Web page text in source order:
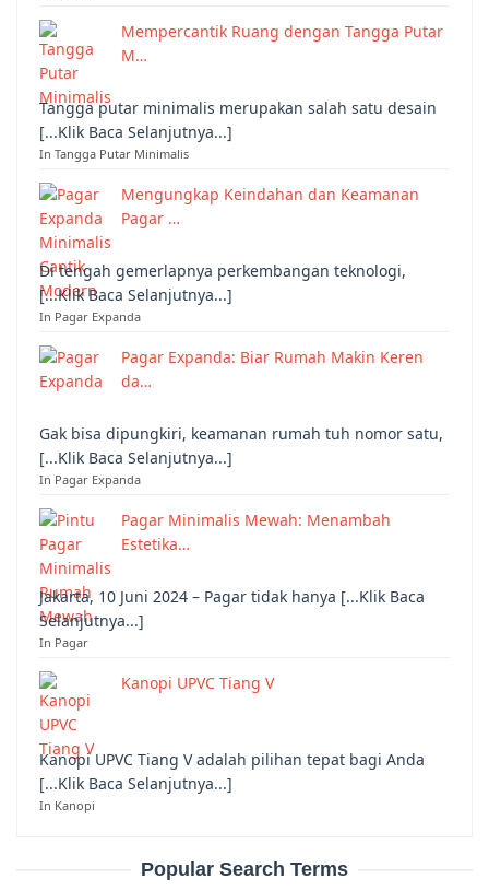
Mempercantik Ruang dengan Tangga Putar
M…
Tangga putar minimalis merupakan salah satu desain
[...Klik Baca Selanjutnya...]
In Tangga Putar Minimalis
Mengungkap Keindahan dan Keamanan
Pagar …
Di tengah gemerlapnya perkembangan teknologi,
[...Klik Baca Selanjutnya...]
In Pagar Expanda
Pagar Expanda: Biar Rumah Makin Keren
da…
Gak bisa dipungkiri, keamanan rumah tuh nomor satu,
[...Klik Baca Selanjutnya...]
In Pagar Expanda
Pagar Minimalis Mewah: Menambah
Estetika…
Jakarta, 10 Juni 2024 – Pagar tidak hanya [...Klik Baca
Selanjutnya...]
In Pagar
Kanopi UPVC Tiang V
Kanopi UPVC Tiang V adalah pilihan tepat bagi Anda
[...Klik Baca Selanjutnya...]
In Kanopi
Popular Search Terms